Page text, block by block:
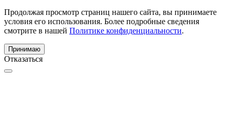
Продолжая просмотр страниц нашего сайта, вы принимаете
условия его использования. Более подробные сведения
смотрите в нашей Политике конфиденциальности.
Принимаю
Отказаться